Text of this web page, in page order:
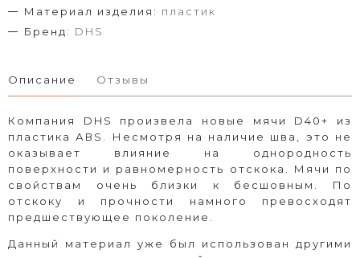
Материал изделия: пластик
Бренд: DHS
Описание Отзывы
Компания DHS произвела новые мячи D40+ из
пластика АВS. Несмотря на наличие шва, это не
оказывает влияние на однородность
поверхности и равномерность отскока. Мячи по
свойствам очень близки к бесшовным. По
отскоку и прочности намного превосходят
предшествующее поколение.
Данный материал уже был использован другими